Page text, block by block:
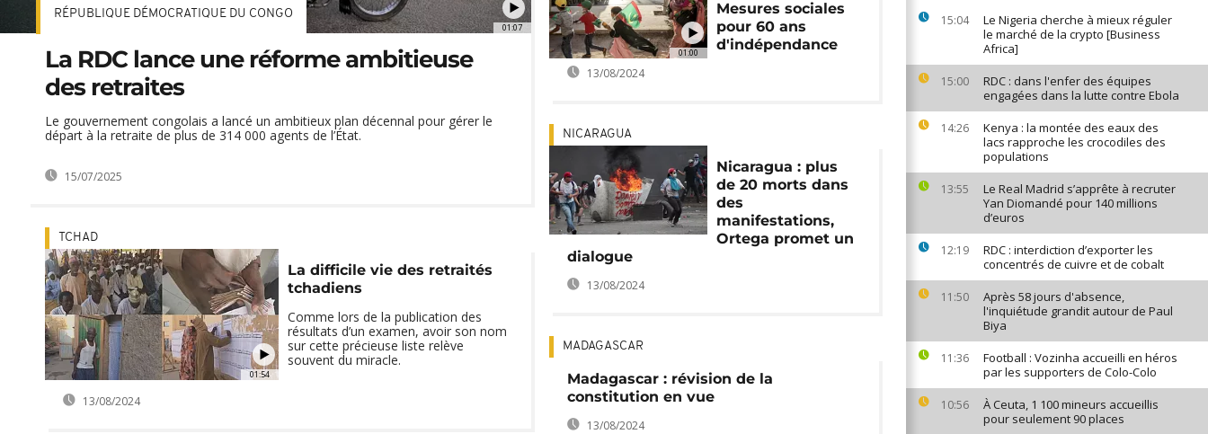
15:04
Le Nigeria cherche à mieux réguler
le marché de la crypto [Business
Africa]
15:00
RDC : dans l'enfer des équipes
engagées dans la lutte contre Ebola
14:26
Kenya : la montée des eaux des
lacs rapproche les crocodiles des
populations
13:55
Le Real Madrid s’apprête à recruter
Yan Diomandé pour 140 millions
d’euros
12:19
RDC : interdiction d’exporter les
concentrés de cuivre et de cobalt
11:50
Après 58 jours d'absence,
l'inquiétude grandit autour de Paul
Biya
11:36
Football : Vozinha accueilli en héros
par les supporters de Colo-Colo
10:56
À Ceuta, 1 100 mineurs accueillis
pour seulement 90 places
01:07
RÉPUBLIQUE DÉMOCRATIQUE DU CONGO
La RDC lance une réforme ambitieuse
des retraites
Le gouvernement congolais a lancé un ambitieux plan décennal pour gérer le
départ à la retraite de plus de 314 000 agents de l’État.
15/07/2025
01:54
TCHAD
La difficile vie des retraités
tchadiens
Comme lors de la publication des
résultats d’un examen, avoir son nom
sur cette précieuse liste relève
souvent du miracle.
13/08/2024
01:00
Mesures sociales
pour 60 ans
d'indépendance
13/08/2024
NICARAGUA
Nicaragua : plus
de 20 morts dans
des
manifestations,
Ortega promet un
dialogue
13/08/2024
MADAGASCAR
Madagascar : révision de la
constitution en vue
13/08/2024